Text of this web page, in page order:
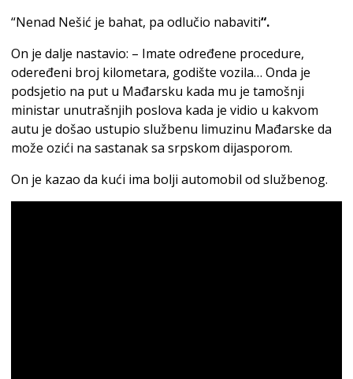
“Nenad Nešić je bahat, pa odlučio nabaviti“.
On je dalje nastavio: – Imate određene procedure,
odeređeni broj kilometara, godište vozila… Onda je
podsjetio na put u Mađarsku kada mu je tamošnji
ministar unutrašnjih poslova kada je vidio u kakvom
autu je došao ustupio službenu limuzinu Mađarske da
može ozići na sastanak sa srpskom dijasporom.
On je kazao da kući ima bolji automobil od službenog.